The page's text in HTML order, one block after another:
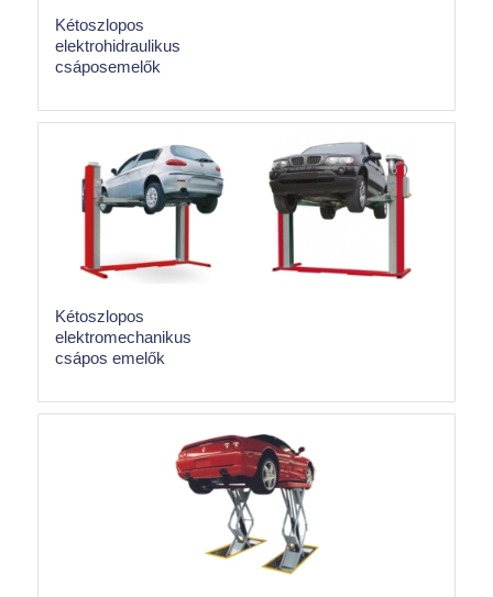
Kétoszlopos
elektrohidraulikus
csáposemelők
Kétoszlopos
elektromechanikus
csápos emelők